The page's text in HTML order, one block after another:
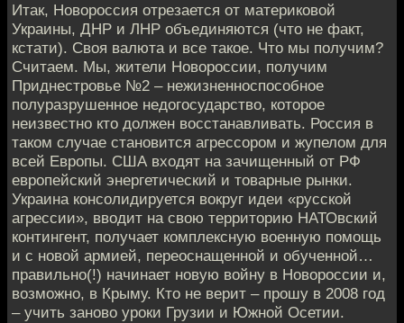
Итак, Новороссия отрезается от материковой
Украины, ДНР и ЛНР объединяются (что не факт,
кстати). Своя валюта и все такое. Что мы получим?
Считаем. Мы, жители Новороссии, получим
Приднестровье №2 – нежизненноспособное
полуразрушенное недогосударство, которое
неизвестно кто должен восстанавливать. Россия в
таком случае становится агрессором и жупелом для
всей Европы. США входят на зачищенный от РФ
европейский энергетический и товарные рынки.
Украина консолидируется вокруг идеи «русской
агрессии», вводит на свою территорию НАТОвский
контингент, получает комплексную военную помощь
и с новой армией, переоснащенной и обученной…
правильно(!) начинает новую войну в Новороссии и,
возможно, в Крыму. Кто не верит – прошу в 2008 год
– учить заново уроки Грузии и Южной Осетии.